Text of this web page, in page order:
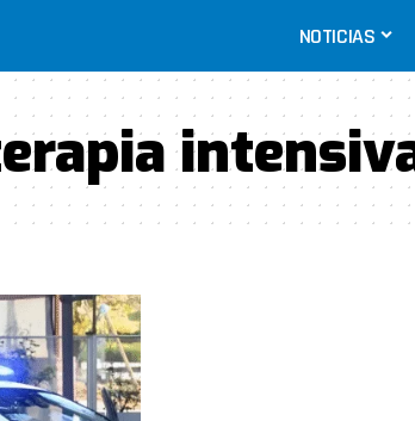
NOTICIAS